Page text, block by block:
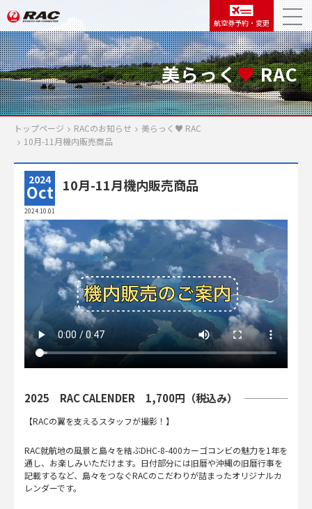
航空券予約・変更
美らっく♥RAC
トップページ RACのお知らせ 美らっく ♥ RAC
10月-11月機内販売商品
2024
Oct
2024.10.01
10月-11月機内販売商品
2025 RAC CALENDER 1,700円（税込み）
【RACの翼を支えるスタッフが撮影！】
RAC就航地の風景と島々を結ぶDHC-8-400カーゴコンビの魅力を1年を
通し、お楽しみいただけます。日付部分には旧暦や沖縄の旧暦行事を
記載するなど、島々をつなぐRACのこだわりが詰まったオリジナルカ
レンダーです。